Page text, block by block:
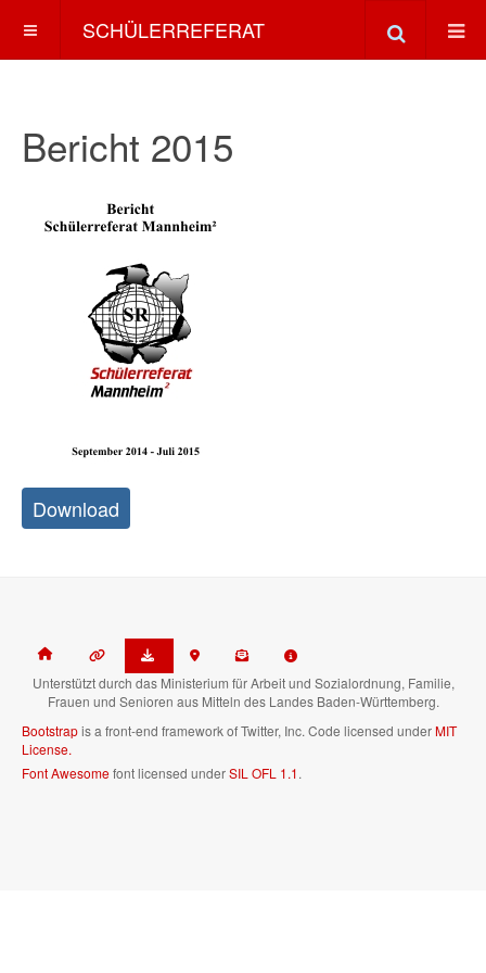
SCHÜLERREFERAT
Bericht 2015
Download
Unterstützt durch das Ministerium für Arbeit und Sozialordnung, Familie,
Frauen und Senioren aus Mitteln des Landes Baden-Württemberg.
Bootstrapis a front-end framework of Twitter, Inc. Code licensed underMIT
License.
Font Awesomefont licensed underSIL OFL 1.1.